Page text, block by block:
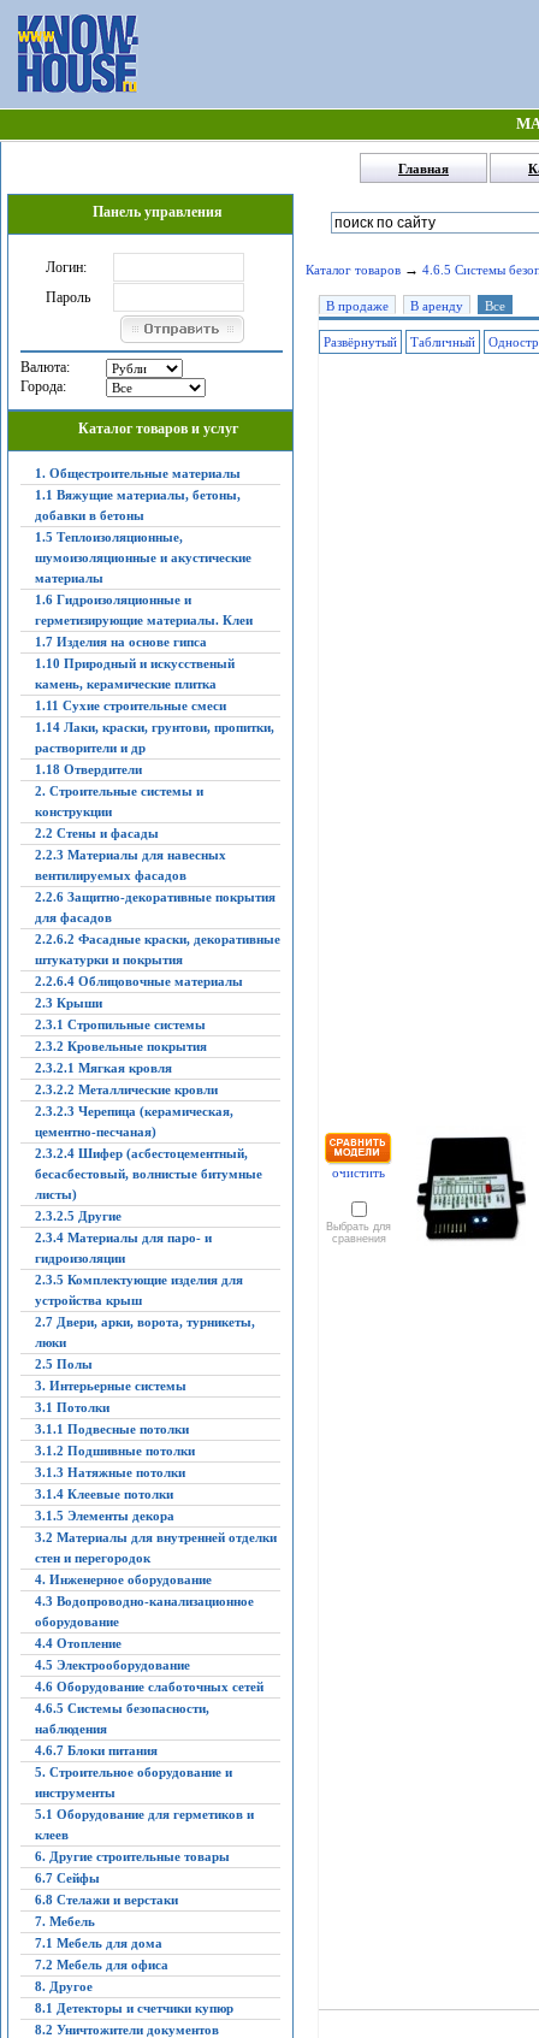
Главная
Панель управления
Логин:
Пароль
Валюта:
Города:
Каталог товаров и услуг
1. Общестроительные материалы
1.1 Вяжущие материалы, бетоны,
добавки в бетоны
1.5 Теплоизоляционные,
шумоизоляционные и акустические
материалы
1.6 Гидроизоляционные и
герметизирующие материалы. Клеи
1.7 Изделия на основе гипса
1.10 Природный и искусственый
камень, керамические плитка
1.11 Сухие строительные смеси
1.14 Лаки, краски, грунтови, пропитки,
растворители и др
1.18 Отвердители
2. Строительные системы и
конструкции
2.2 Стены и фасады
2.2.3 Материалы для навесных
вентилируемых фасадов
2.2.6 Защитно-декоративные покрытия
для фасадов
2.2.6.2 Фасадные краски, декоративные
штукатурки и покрытия
2.2.6.4 Облицовочные материалы
2.3 Крыши
2.3.1 Стропильные системы
2.3.2 Кровельные покрытия
2.3.2.1 Мягкая кровля
2.3.2.2 Металлические кровли
2.3.2.3 Черепица (керамическая,
цементно-песчаная)
2.3.2.4 Шифер (асбестоцементный,
бесасбестовый, волнистые битумные
листы)
2.3.2.5 Другие
2.3.4 Материалы для паро- и
гидроизоляции
2.3.5 Комплектующие изделия для
устройства крыш
2.7 Двери, арки, ворота, турникеты,
люки
2.5 Полы
3. Интерьерные системы
3.1 Потолки
3.1.1 Подвесные потолки
3.1.2 Подшивные потолки
3.1.3 Натяжные потолки
3.1.4 Клеевые потолки
3.1.5 Элементы декора
3.2 Материалы для внутренней отделки
стен и перегородок
4. Инженерное оборудование
4.3 Водопроводно-канализационное
оборудование
4.4 Отопление
4.5 Электрооборудование
4.6 Оборудование слаботочных сетей
4.6.5 Системы безопасности,
наблюдения
4.6.7 Блоки питания
5. Строительное оборудование и
инструменты
5.1 Оборудование для герметиков и
клеев
6. Другие строительные товары
6.7 Сейфы
6.8 Стелажи и верстаки
7. Мебель
7.1 Мебель для дома
7.2 Мебель для офиса
8. Другое
8.1 Детекторы и счетчики купюр
8.2 Уничтожители документов
Каталог товаров → 4.6.5 Системы
В продаже В аренду Все
Развёрнутый Табличный
очистить
Выбрать для
сравнения